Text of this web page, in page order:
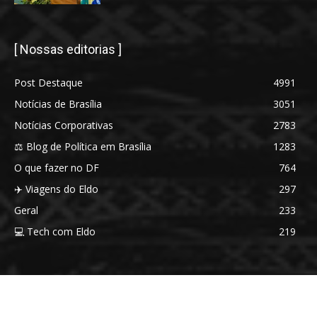
[ Nossas editorias ]
Post Destaque
4991
Notícias de Brasília
3051
Notícias Corporativas
2783
⚖️ Blog de Política em Brasília
1283
O que fazer no DF
764
✈️ Viagens do Eldo
297
Geral
233
💻 Tech com Eldo
219